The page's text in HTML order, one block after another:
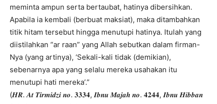
meminta ampun serta bertaubat, hatinya dibersihkan.
Apabila ia kembali (berbuat maksiat), maka ditambahkan
titik hitam tersebut hingga menutupi hatinya. Itulah yang
diistilahkan “ar raan” yang Allah sebutkan dalam firman-
Nya (yang artinya), ‘Sekali-kali tidak (demikian),
sebenarnya apa yang selalu mereka usahakan itu
menutupi hati mereka’.”
(𝑯𝑹. 𝑨𝒕 𝑻𝒊𝒓𝒎𝒊𝒅𝒛𝒊 𝒏𝒐. 𝟑𝟑𝟑𝟒, 𝑰𝒃𝒏𝒖 𝑴𝒂𝒋𝒂𝒉 𝒏𝒐. 𝟒𝟐𝟒𝟒, 𝑰𝒃𝒏𝒖 𝑯𝒊𝒃𝒃𝒂𝒏